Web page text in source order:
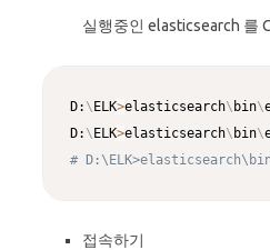
실행중인 elasticsearch 를
D: \ ELK>elasticsearch\ bin\
D: \ ELK>elasticsearch\ bin\
#
접속하기